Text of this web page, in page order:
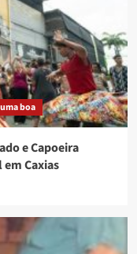
uma boa
e Capoeira
Caxias